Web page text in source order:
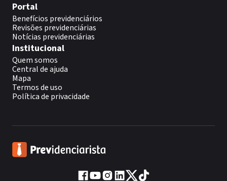
Portal
Benefícios previdenciários
Revisões previdenciárias
Notícias previdenciárias
Institucional
Quem somos
Central de ajuda
Mapa
Termos de uso
Política de privacidade